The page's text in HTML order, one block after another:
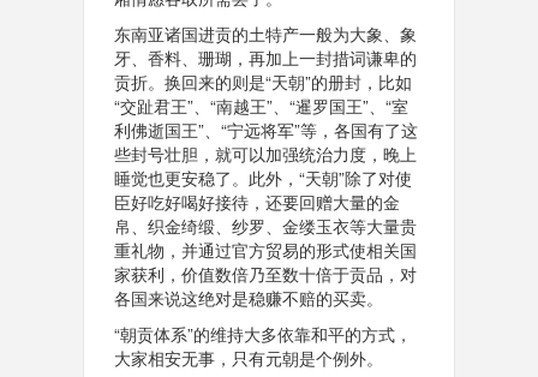
东南亚诸国进贡的土特产一般为大象、象
牙、香料、珊瑚，再加上一封措词谦卑的
贡折。换回来的则是“天朝”的册封，比如
“交趾君王”、“南越王”、“暹罗国王”、“室
利佛逝国王”、“宁远将军”等，各国有了这
些封号壮胆，就可以加强统治力度，晚上
睡觉也更安稳了。此外，“天朝”除了对使
臣好吃好喝好接待，还要回赠大量的金
帛、织金绮缎、纱罗、金缕玉衣等大量贵
重礼物，并通过官方贸易的形式使相关国
家获利，价值数倍乃至数十倍于贡品，对
各国来说这绝对是稳赚不赔的买卖。
“朝贡体系”的维持大多依靠和平的方式，
大家相安无事，只有元朝是个例外。